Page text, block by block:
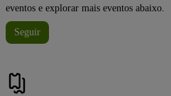
eventos e explorar mais eventos abaixo.
Seguir